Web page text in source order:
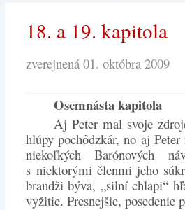
18. a 19. kapitola
zverejnená 01. októbra 2009
Osemnásta kapitola
Aj Peter mal svoje
hlúpy pochôdzkár, no aj
niekoľkých Barónových
s niektorými členmi jeho
brandži býva, „silní chlapi“
vyžitie. Presnejšie, posedenie